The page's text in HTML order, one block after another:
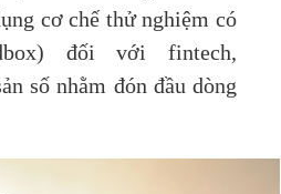
cơ chế thử nghiệm có
đối với fintech,
số nhằm đón đầu dòng